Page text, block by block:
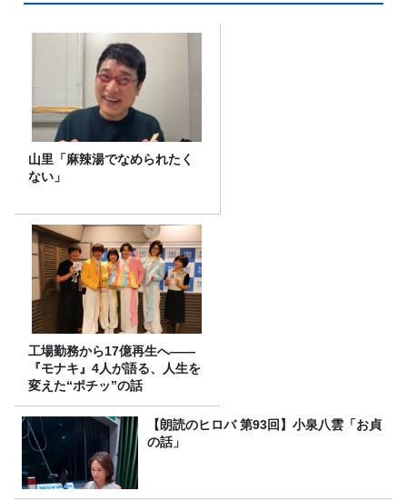
山里「麻辣湯でなめられたく
ない」
工場勤務から17億再生へ——
『モナキ』4人が語る、人生を
変えた“ポチッ”の話
【朗読のヒロバ 第93回】小泉八雲「お貞
の話」